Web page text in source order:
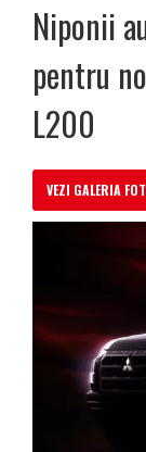
Niponii
pentru
L200
VEZI GALERIA